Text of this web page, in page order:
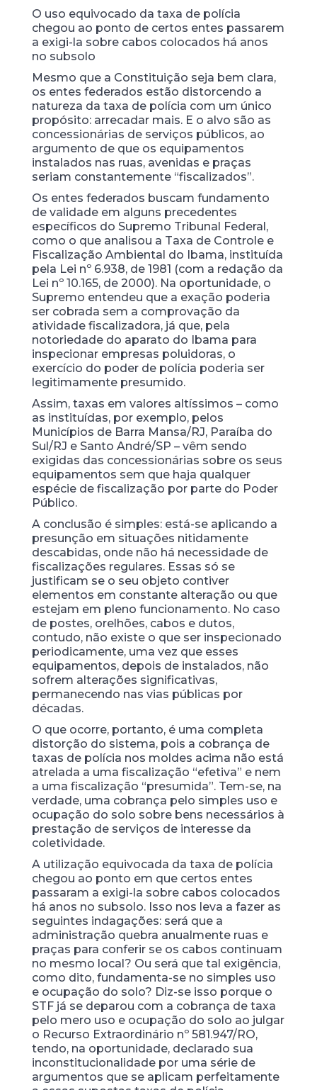
O uso equivocado da taxa de polícia
chegou ao ponto de certos entes passarem
a exigi-la sobre cabos colocados há anos
no subsolo
Mesmo que a Constituição seja bem clara,
os entes federados estão distorcendo a
natureza da taxa de polícia com um único
propósito: arrecadar mais. E o alvo são as
concessionárias de serviços públicos, ao
argumento de que os equipamentos
instalados nas ruas, avenidas e praças
seriam constantemente “fiscalizados”.
Os entes federados buscam fundamento
de validade em alguns precedentes
específicos do Supremo Tribunal Federal,
como o que analisou a Taxa de Controle e
Fiscalização Ambiental do Ibama, instituída
pela Lei nº 6.938, de 1981 (com a redação da
Lei nº 10.165, de 2000). Na oportunidade, o
Supremo entendeu que a exação poderia
ser cobrada sem a comprovação da
atividade fiscalizadora, já que, pela
notoriedade do aparato do Ibama para
inspecionar empresas poluidoras, o
exercício do poder de polícia poderia ser
legitimamente presumido.
Assim, taxas em valores altíssimos – como
as instituídas, por exemplo, pelos
Municípios de Barra Mansa/RJ, Paraíba do
Sul/RJ e Santo André/SP – vêm sendo
exigidas das concessionárias sobre os seus
equipamentos sem que haja qualquer
espécie de fiscalização por parte do Poder
Público.
A conclusão é simples: está-se aplicando a
presunção em situações nitidamente
descabidas, onde não há necessidade de
fiscalizações regulares. Essas só se
justificam se o seu objeto contiver
elementos em constante alteração ou que
estejam em pleno funcionamento. No caso
de postes, orelhões, cabos e dutos,
contudo, não existe o que ser inspecionado
periodicamente, uma vez que esses
equipamentos, depois de instalados, não
sofrem alterações significativas,
permanecendo nas vias públicas por
décadas.
O que ocorre, portanto, é uma completa
distorção do sistema, pois a cobrança de
taxas de polícia nos moldes acima não está
atrelada a uma fiscalização “efetiva” e nem
a uma fiscalização “presumida”. Tem-se, na
verdade, uma cobrança pelo simples uso e
ocupação do solo sobre bens necessários à
prestação de serviços de interesse da
coletividade.
A utilização equivocada da taxa de polícia
chegou ao ponto em que certos entes
passaram a exigi-la sobre cabos colocados
há anos no subsolo. Isso nos leva a fazer as
seguintes indagações: será que a
administração quebra anualmente ruas e
praças para conferir se os cabos continuam
no mesmo local? Ou será que tal exigência,
como dito, fundamenta-se no simples uso
e ocupação do solo? Diz-se isso porque o
STF já se deparou com a cobrança de taxa
pelo mero uso e ocupação do solo ao julgar
o Recurso Extraordinário nº 581.947/RO,
tendo, na oportunidade, declarado sua
inconstitucionalidade por uma série de
argumentos que se aplicam perfeitamente